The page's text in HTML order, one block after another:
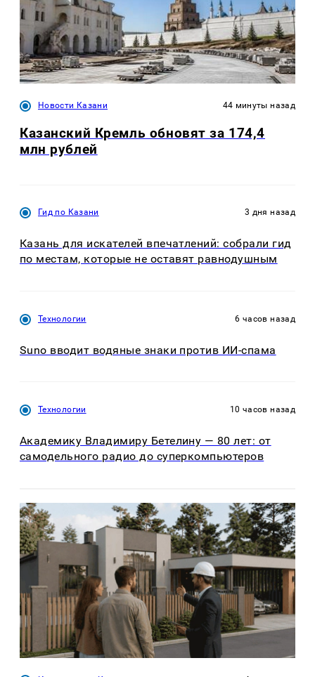
Новости Казани 44 минуты назад
Казанский Кремль обновят за 174,4
млн рублей
Гид по Казани 3 дня назад
Казань для искателей впечатлений: собрали гид
по местам, которые не оставят равнодушным
Технологии 6 часов назад
Suno вводит водяные знаки против ИИ-спама
Технологии 10 часов назад
Академику Владимиру Бетелину — 80 лет: от
самодельного радио до суперкомпьютеров